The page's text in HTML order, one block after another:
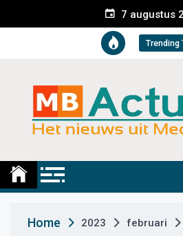
e
t
7 augustus
Trending
Medemblik
Home 2023 februari